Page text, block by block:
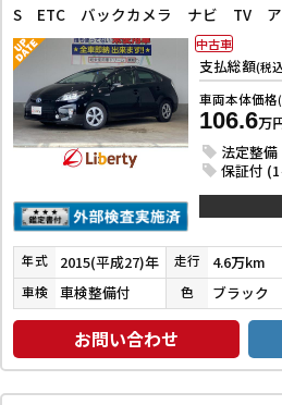
支払総額(税
車両本体価格
106.6万
法定整
保証付
中古車
年式 2015(平成27)年 走行 4.6万km
車検 車検整備付 色 ブラック
お問い合わせ